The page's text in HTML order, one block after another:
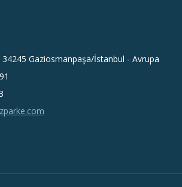
34245 Gaziosmanpaşa/İstanbul - Avrupa